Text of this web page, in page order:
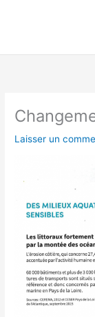
Laisser un